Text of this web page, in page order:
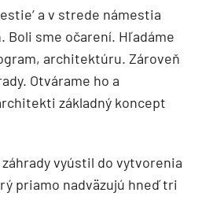
a v strede námestia
Boli sme očarení. Hľadáme
architektúru. Zároveň
Otvárame ho a
základný koncept
vyústil do vytvorenia
priamo nadväzujú hneď tri